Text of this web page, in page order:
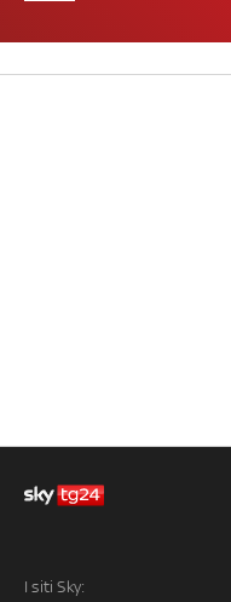
I siti Sky: